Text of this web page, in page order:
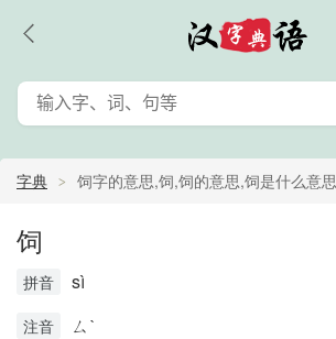
字典 饲字的意思,饲,饲的意思,饲是什么意
饲的解释
饲
拼音 sì
注音 ㄙˋ